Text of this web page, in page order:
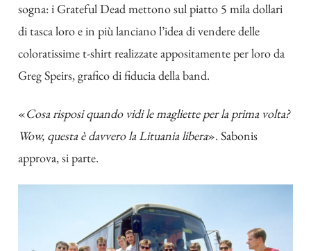
sogna: i Grateful Dead mettono sul piatto 5 mila dollari
di tasca loro e in più lanciano l’idea di vendere delle
coloratissime t-shirt realizzate appositamente per loro da
Greg Speirs, grafico di fiducia della band.
«Cosa risposi quando vidi le magliette per la prima volta?
Wow, questa è davvero la Lituania libera». Sabonis
approva, si parte.